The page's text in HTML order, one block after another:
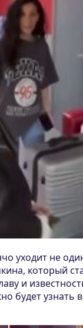
уходит не
который
и
узнать